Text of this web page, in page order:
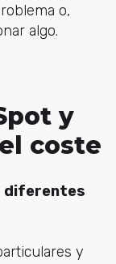
o,
algo.
y
coste
diferentes
y